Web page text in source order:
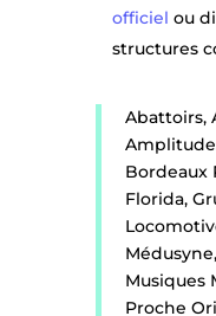
officiel ou
structures
Abattoirs,
Bordeaux
Florida,
Musiques
Proche